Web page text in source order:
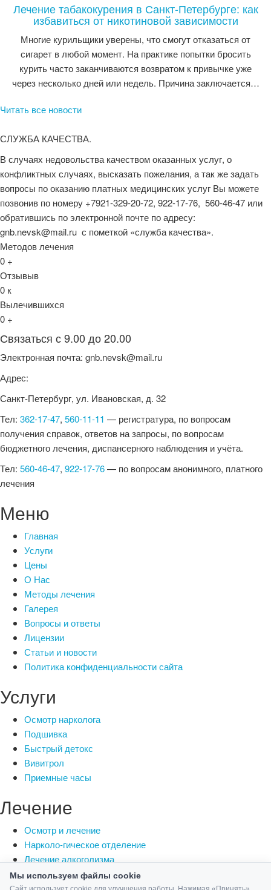
Лечение табакокурения в Санкт-Петербурге: как
избавиться от никотиновой зависимости
Многие курильщики уверены, что смогут отказаться от
сигарет в любой момент. На практике попытки бросить
курить часто заканчиваются возвратом к привычке уже
через несколько дней или недель. Причина заключается…
Читать все новости
СЛУЖБА КАЧЕСТВА.
В случаях недовольства качеством оказанных услуг, о
конфликтных случаях, высказать пожелания, а так же задать
вопросы по оказанию платных медицинских услуг Вы можете
позвонив по номеру +7921-329-20-72, 922-17-76, 560-46-47 или
обратившись по электронной почте по адресу:
gnb.nevsk@mail.ru с пометкой «служба качества».
Методов лечения
0 +
Отзывыв
0 к
Вылечившихся
0 +
Связаться с 9.00 до 20.00
Электронная почта: gnb.nevsk@mail.ru
Адрес:
Санкт-Петербург, ул. Ивановская, д. 32
Тел: 362-17-47, 560-11-11 — регистратура, по вопросам
получения справок, ответов на запросы, по вопросам
бюджетного лечения, диспансерного наблюдения и учёта.
Тел: 560-46-47, 922-17-76— по вопросам анонимного, платного
лечения
Меню
Главная
Услуги
Цены
О Нас
Методы лечения
Галерея
Вопросы и ответы
Лицензии
Статьи и новости
Политика конфиденциальности сайта
Услуги
Осмотр нарколога
Подшивка
Быстрый детокс
Вивитрол
Приемные часы
Лечение
Осмотр и лечение
Нарколо-гическое отделение
Лечение алкоголизма
Выведение из запоя
Мы используем файлы cookie